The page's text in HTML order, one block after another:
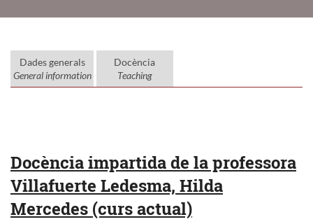
Dades generals
General information
Docència
Teaching
Docència impartida de la professora
Villafuerte Ledesma, Hilda
Mercedes (curs actual)